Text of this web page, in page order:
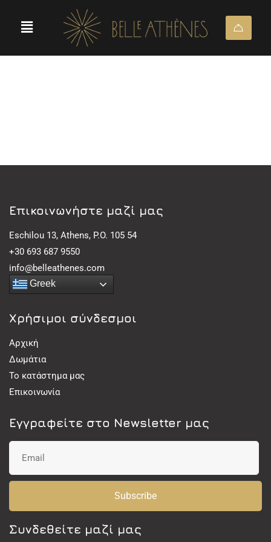
Eπικοινωνήστε μαζί μας
Eschilou 13, Athens, P.O. 105 54
+30 693 687 9550
info@belleathenes.com
Greek
Χρήσιμοι σύνδεσμοι
Αρχική
Δωμάτια
Το κατάστημα μας
Επικοινωνία
Εγγραφείτε στο Newsletter μας
Subscribe
Συνδεθείτε μαζί μας